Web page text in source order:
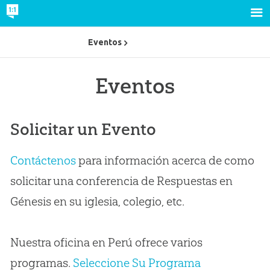
Eventos
Solicitar un Evento
Contáctenospara información acerca de como
solicitar una conferencia de Respuestas en
Génesis en su iglesia, colegio, etc.
Nuestra oficina en Perú ofrece varios
programas. Seleccione Su Programa
Eventos